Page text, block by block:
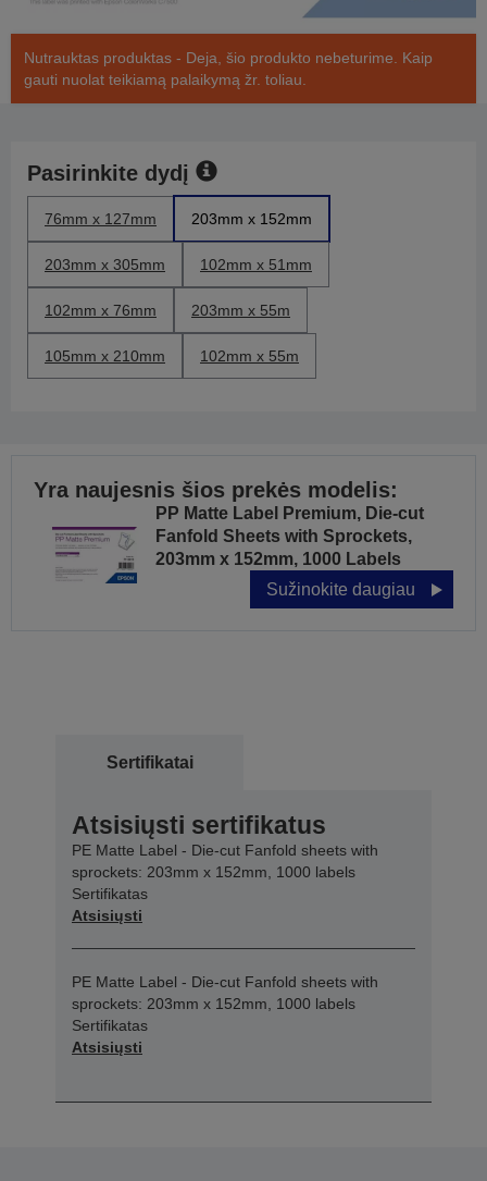
Nutrauktas produktas - Deja, šio produkto nebeturime. Kaip
gauti nuolat teikiamą palaikymą žr. toliau.
Pasirinkite dydį
76mm x 127mm 203mm x 152mm
203mm x 305mm 102mm x 51mm
102mm x 76mm 203mm x 55m
105mm x 210mm 102mm x 55m
Yra naujesnis šios prekės modelis:
PP Matte Label Premium, Die-cut
Fanfold Sheets with Sprockets,
203mm x 152mm, 1000 Labels
Sužinokite daugiau
Sertifikatai
Atsisiųsti sertifikatus
PE Matte Label - Die-cut Fanfold sheets with
sprockets: 203mm x 152mm, 1000 labels
Sertifikatas
Atsisiųsti
PE Matte Label - Die-cut Fanfold sheets with
sprockets: 203mm x 152mm, 1000 labels
Sertifikatas
Atsisiųsti